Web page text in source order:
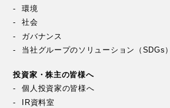
環境
社会
ガバナンス
当社グループのソリューション（SDGs）
投資家・株主の皆様へ
個人投資家の皆様へ
IR資料室